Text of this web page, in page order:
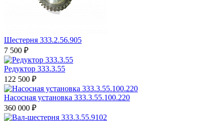
Шестерня 333.2.56.905
7 500 ₽
Редуктор 333.3.55
122 500 ₽
Насосная установка 333.3.55.100.220
360 000 ₽